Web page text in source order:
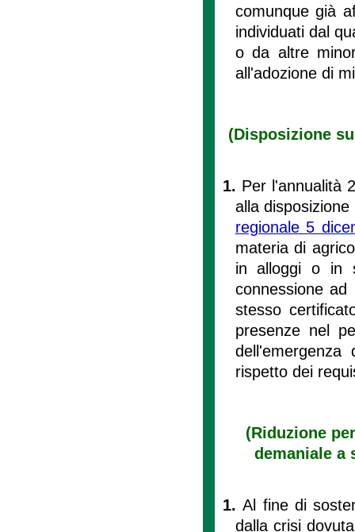
comunque già
individuati dal
o da altre
all'adozione di
(Disposizione
1. Per l'annualità
alla
regionale 5
materia di
in alloggi o in
connessione
stesso
presenze nel
rispetto dei
(Riduzione
demaniale a
1.Al fine di
dalla crisi